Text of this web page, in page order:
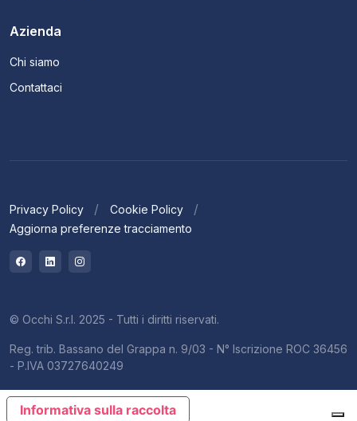
Azienda
Chi siamo
Contattaci
Privacy Policy
Cookie Policy
Aggiorna preferenze tracciamento
© Occhi S.r.l. 2025 - Tutti i diritti riservati.
Reg. trib. Bassano del Grappa n. 9/03 - N° Iscrizione ROC 36456
- P.IVA 03727640249
Informativa sulla raccolta